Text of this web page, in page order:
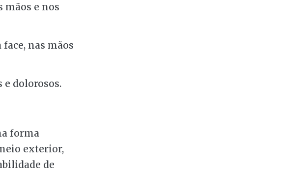
mãos e nos
nas mãos
e dolorosos.
forma
exterior,
de